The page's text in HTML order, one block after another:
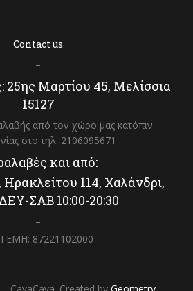
Contact us
–
Μαρτίου 45, Μελίσσια
15127
από τον χώρο μας κατόπιν
στο τηλ. 2106095671
και από:
114, Χαλάνδρι,
ΣΑΒ 10:00-20:30
–
87221102000
–